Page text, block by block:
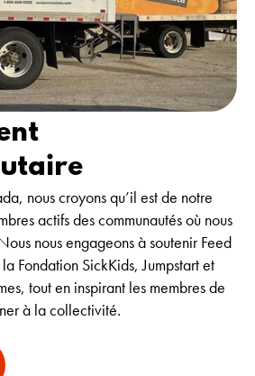
nous croyons qu’il est de notre
actifs des communautés où nous
nous engageons à soutenir Feed
Fondation SickKids, Jumpstart et
tout en inspirant les membres de
à la collectivité.